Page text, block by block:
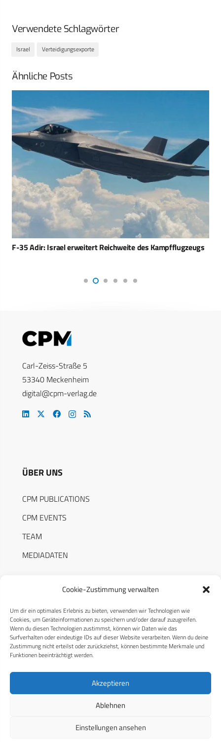
Cookie-Zustimmung verwalten
Um dir ein optimales Erlebnis zu bieten, verwenden wir Technologien wie
Cookies, um Geräteinformationen zu speichern und/oder darauf zuzugreifen.
Wenn du diesen Technologien zustimmst, können wir Daten wie das
Surfverhalten oder eindeutige IDs auf dieser Website verarbeiten. Wenn du deine
Zustimmung nicht erteilst oder zurückziehst, können bestimmte Merkmale und
Funktionen beeinträchtigt werden.
Akzeptieren
Ablehnen
Einstellungen ansehen
Verwendete Schlagwörter
Israel Verteidigungsexporte
Ähnliche Posts
F-35 Adir: Israel erweitert Reichweite des Kampfflugzeugs
Carl-Zeiss-Straße 5
53340 Meckenheim
digital@cpm-verlag.de
ÜBER UNS
CPM PUBLICATIONS
CPM EVENTS
TEAM
MEDIADATEN
RECHTLICHES
Datenschutzerklärung
Cookie-Richtlinie (EU)